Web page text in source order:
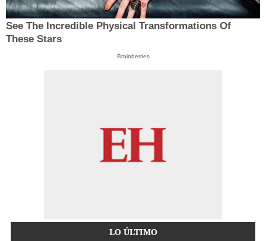
See The Incredible Physical Transformations Of
These Stars
Brainberries
LO ÚLTIMO